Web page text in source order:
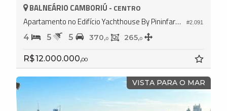
#2.091
BALNEÁRIO CAMBORIÚ - CENTRO
Apartamento no Edifício Yachthouse By Pininfarina
4 5 5 370,0 265,0
R$ 12.000.000,00
VISTA PARA O MAR